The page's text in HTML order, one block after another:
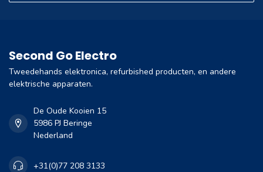
Second Go Electro
Tweedehands elektronica, refurbished producten, en andere
elektrische apparaten.
De Oude Kooien 15
5986 PJ Beringe
Nederland
+31(0)77 208 3133